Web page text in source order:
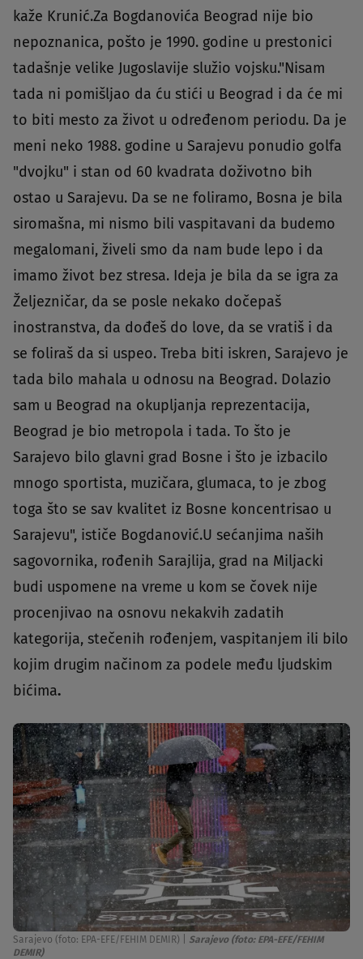
kaže Krunić.Za Bogdanovića Beograd nije bio
nepoznanica, pošto je 1990. godine u prestonici
tadašnje velike Jugoslavije služio vojsku."Nisam
tada ni pomišljao da ću stići u Beograd i da će mi
to biti mesto za život u određenom periodu. Da je
meni neko 1988. godine u Sarajevu ponudio golfa
"dvojku" i stan od 60 kvadrata doživotno bih
ostao u Sarajevu. Da se ne foliramo, Bosna je bila
siromašna, mi nismo bili vaspitavani da budemo
megalomani, živeli smo da nam bude lepo i da
imamo život bez stresa. Ideja je bila da se igra za
Željezničar, da se posle nekako dočepaš
inostranstva, da dođeš do love, da se vratiš i da
se foliraš da si uspeo. Treba biti iskren, Sarajevo je
tada bilo mahala u odnosu na Beograd. Dolazio
sam u Beograd na okupljanja reprezentacija,
Beograd je bio metropola i tada. To što je
Sarajevo bilo glavni grad Bosne i što je izbacilo
mnogo sportista, muzičara, glumaca, to je zbog
toga što se sav kvalitet iz Bosne koncentrisao u
Sarajevu", ističe Bogdanović.U sećanjima naših
sagovornika, rođenih Sarajlija, grad na Miljacki
budi uspomene na vreme u kom se čovek nije
procenjivao na osnovu nekakvih zadatih
kategorija, stečenih rođenjem, vaspitanjem ili bilo
kojim drugim načinom za podele među ljudskim
bićima.
Sarajevo (foto: EPA-EFE/FEHIM DEMIR)
Sarajevo (foto: EPA-EFE/FEHIM
DEMIR)